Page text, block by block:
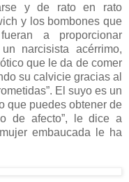
y de rato en rato
y los bombones que
a proporcionar
narcisista acérrimo,
que le da de comer
su calvicie gracias al
El suyo es un
que puedes obtener de
de afecto”, le dice a
embaucada le ha